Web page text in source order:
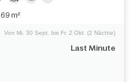
69 m²
Last Minute
Von Mi. 30 Sept. bis Fr. 2 Okt. (2 Nächte)